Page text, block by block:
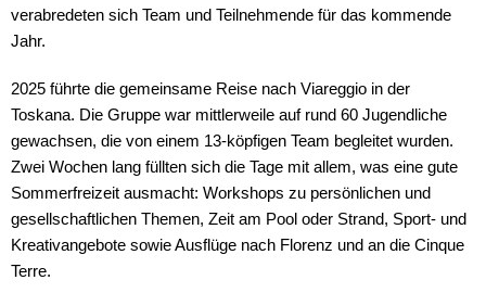
verabredeten sich Team und Teilnehmende für das kommende
Jahr.
2025 führte die gemeinsame Reise nach Viareggio in der
Toskana. Die Gruppe war mittlerweile auf rund 60 Jugendliche
gewachsen, die von einem 13-köpfigen Team begleitet wurden.
Zwei Wochen lang füllten sich die Tage mit allem, was eine gute
Sommerfreizeit ausmacht: Workshops zu persönlichen und
gesellschaftlichen Themen, Zeit am Pool oder Strand, Sport- und
Kreativangebote sowie Ausflüge nach Florenz und an die Cinque
Terre.